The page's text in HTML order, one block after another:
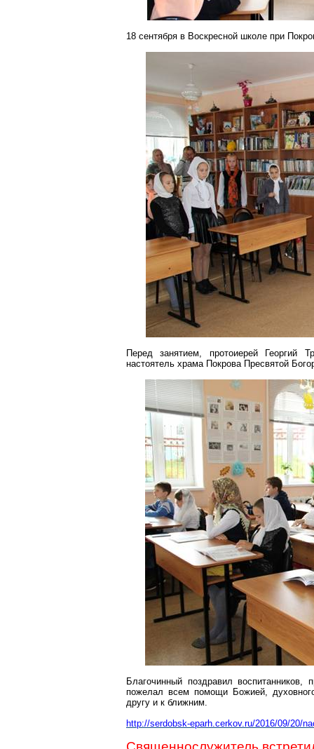
18 сентября в Воскресной школе при
Перед занятием, протоиерей Георгий
настоятель храма Покрова Пресвятой
Благочинный поздравил воспитанников,
пожелал всем помощи Божией,
другу и к ближним.
http://serdobsk-eparh.cerkov.ru/2016/09/20/